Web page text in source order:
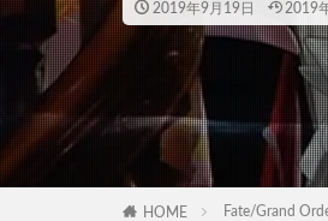
2019年9月19日 2019
HOME Fate/Grand